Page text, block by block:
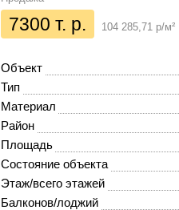
7300 т. р. 104 285,71 р/м²
Объект
Тип
Материал
Район
Площадь
Состояние объекта
Этаж/всего этажей
Балконов/лоджий